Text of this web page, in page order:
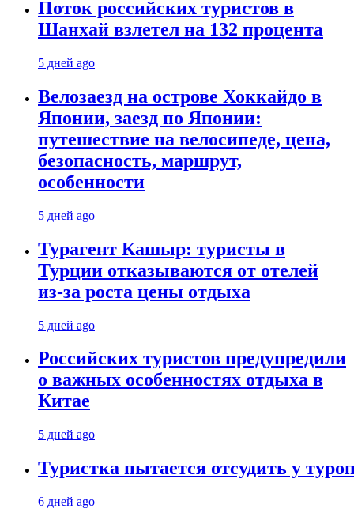
Поток российских туристов в
Шанхай взлетел на 132 процента
5 дней ago
Велозаезд на острове Хоккайдо в
Японии, заезд по Японии:
путешествие на велосипеде, цена,
безопасность, маршрут,
особенности
5 дней ago
Турагент Кашыр: туристы в
Турции отказываются от отелей
из-за роста цены отдыха
5 дней ago
Российских туристов предупредили
о важных особенностях отдыха в
Китае
5 дней ago
Туристка пытается отсудить у
6 дней ago